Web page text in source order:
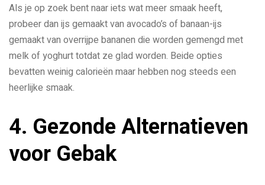
Als je op zoek bent naar iets wat meer smaak heeft,
probeer dan ijs gemaakt van avocado’s of banaan-ijs
gemaakt van overrijpe bananen die worden gemengd met
melk of yoghurt totdat ze glad worden. Beide opties
bevatten weinig calorieën maar hebben nog steeds een
heerlijke smaak.
4. Gezonde Alternatieven
voor Gebak